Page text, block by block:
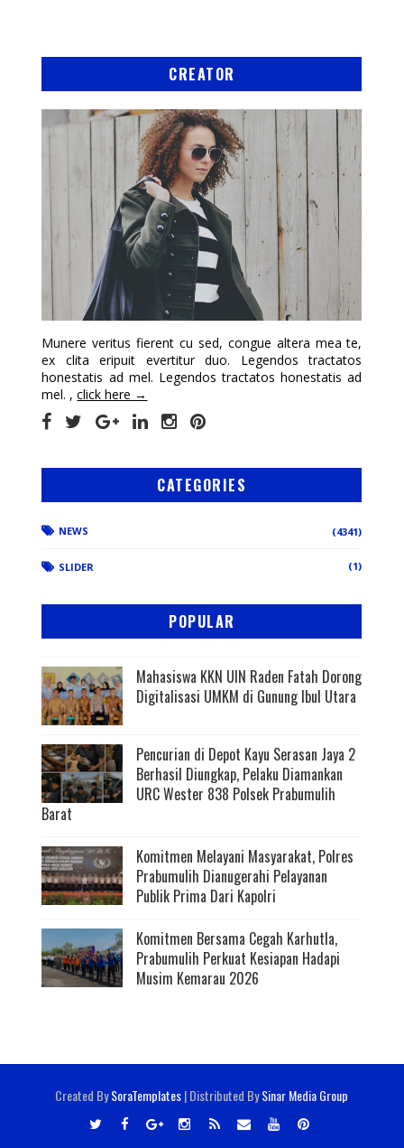
CREATOR
Munere veritus fierent cu sed, congue altera mea te,
ex clita eripuit evertitur duo. Legendos tractatos
honestatis ad mel. Legendos tractatos honestatis ad
mel. ,click here →
CATEGORIES
NEWS (4341)
SLIDER (1)
POPULAR
Mahasiswa KKN UIN Raden Fatah Dorong
Digitalisasi UMKM di Gunung Ibul Utara
Pencurian di Depot Kayu Serasan Jaya 2
Berhasil Diungkap, Pelaku Diamankan
URC Wester 838 Polsek Prabumulih
Barat
Komitmen Melayani Masyarakat, Polres
Prabumulih Dianugerahi Pelayanan
Publik Prima Dari Kapolri
Komitmen Bersama Cegah Karhutla,
Prabumulih Perkuat Kesiapan Hadapi
Musim Kemarau 2026
Created BySoraTemplates| Distributed BySinar Media Group